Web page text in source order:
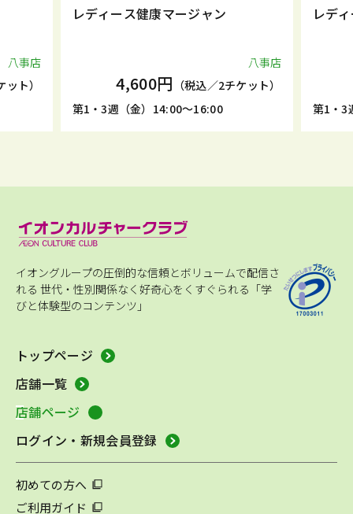
八事店
ト）
レディース健康マージャン
八事店
4,600円 （税込／2チケット）
第1・3週（金）14:00～16:00
レデ
第1・3
イオングループの圧倒的な信頼とボリュームで配信さ
れる 世代・性別関係なく好奇心をくすぐられる「学
びと体験型のコンテンツ」
トップページ
店舗一覧
店舗ページ
ログイン・新規会員登録
初めての方へ
ご利用ガイド